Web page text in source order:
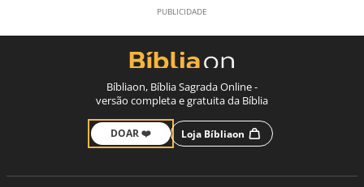
Bíbliaon, Bíblia Sagrada Online -
versão completa e gratuita da Bíblia
DOAR ❤️ Loja Bíbliaon